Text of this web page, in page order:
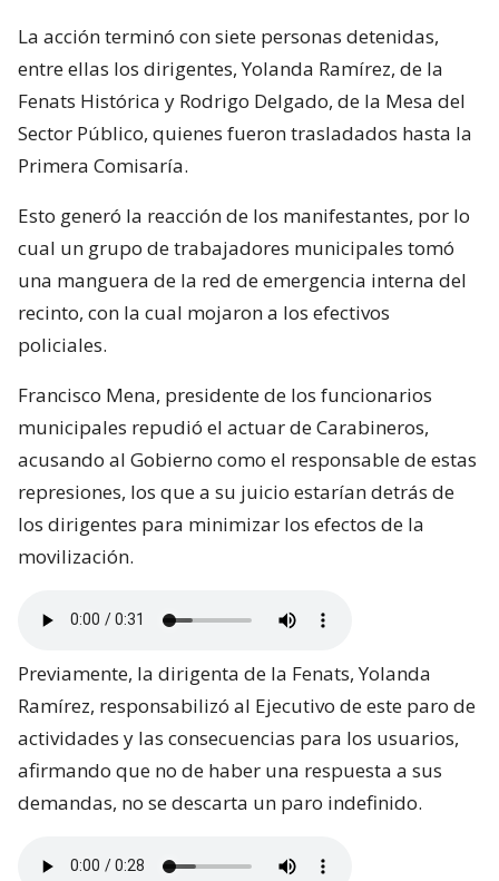
La acción terminó con siete personas detenidas,
entre ellas los dirigentes, Yolanda Ramírez, de la
Fenats Histórica y Rodrigo Delgado, de la Mesa del
Sector Público, quienes fueron trasladados hasta la
Primera Comisaría.
Esto generó la reacción de los manifestantes, por lo
cual un grupo de trabajadores municipales tomó
una manguera de la red de emergencia interna del
recinto, con la cual mojaron a los efectivos
policiales.
Francisco Mena, presidente de los funcionarios
municipales repudió el actuar de Carabineros,
acusando al Gobierno como el responsable de estas
represiones, los que a su juicio estarían detrás de
los dirigentes para minimizar los efectos de la
movilización.
Previamente, la dirigenta de la Fenats, Yolanda
Ramírez, responsabilizó al Ejecutivo de este paro de
actividades y las consecuencias para los usuarios,
afirmando que no de haber una respuesta a sus
demandas, no se descarta un paro indefinido.